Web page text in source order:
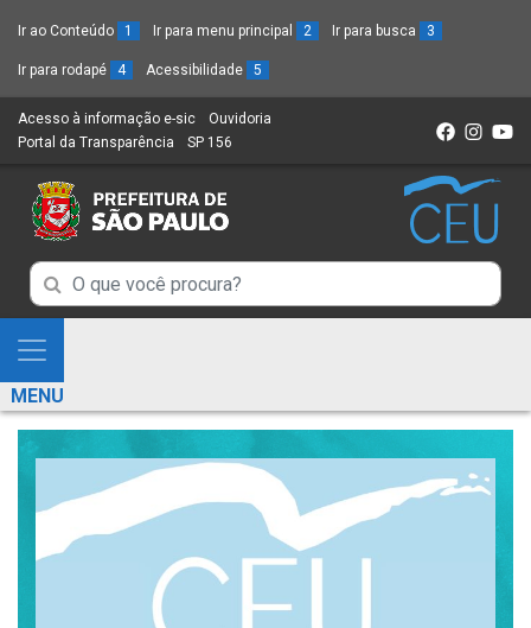
Ir ao Conteúdo 1 Ir para menu principal 2 Ir para busca 3
Ir para rodapé 4 Acessibilidade 5
Acesso à informação e-sic (Link
para
novo
sítio)
Ouvidoria
Portal da Transparência (Link
um
novo
SP 156
Campo
de
Busca
de
informações
Campo
de
de
informações
Mostra
e
Esconde
Menu
MENU